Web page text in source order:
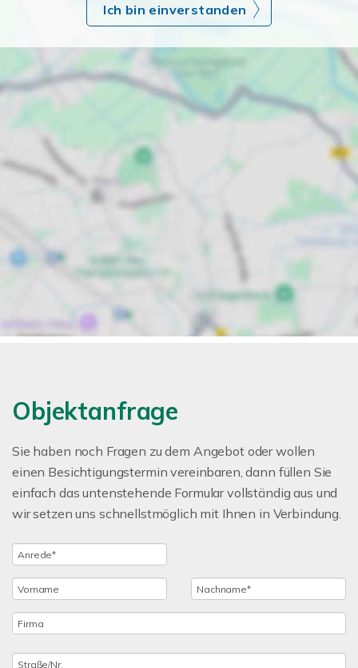
Ich bin einverstanden
Objektanfrage
Sie haben noch Fragen zu dem Angebot oder wollen
einen Besichtigungstermin vereinbaren, dann füllen Sie
einfach das untenstehende Formular vollständig aus und
wir setzen uns schnellstmöglich mit Ihnen in Verbindung.